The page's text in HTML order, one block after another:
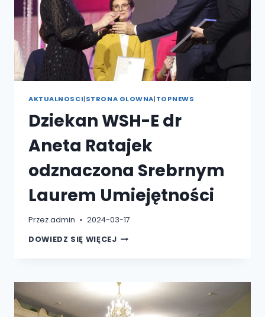
AKTUALNOSCI|STRONA GLOWNA|TOPNEWS
Dziekan WSH-E dr
Aneta Ratajek
odznaczona Srebrnym
Laurem Umiejętności
Przezadmin
2024-03-17
DOWIEDZ SIĘ WIĘCEJDZIEKAN
ODZNACZONA
SREBRNYM
LAUREM
UMIEJĘTNOŚCI